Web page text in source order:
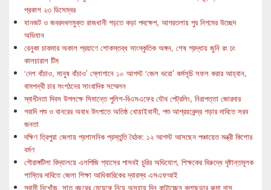
প্রকাশ ২৩ ডিসেম্বর
যানজট ও জবরদখলমুক্ত রাজধানী গড়তে কড়া পদক্ষেপ, আগরতলায় পুর নিগমের উচ্ছেদ
অভিযান
রেনুকা চাকমার অকাল প্রয়াণে শোকস্তব্ধ সাংস্কৃতিক অঙ্গন, শেষ শ্রদ্ধায় জুনি রং ঢং
কালচারাল টিম
‘দেশ বাঁচাও, মানুষ বাঁচাও’ স্লোগানে ১০ আগস্ট ‘জেল ভরো’ কর্মসূচি সফল করার আহ্বান,
বামপন্থী চার সংগঠনের সাংবাদিক সম্মেলন
স্বাধীনতা দিবস উপলক্ষে সিমান্তে পুলিশ-বিএসএফের যৌথ পেট্রলিং, নিরাপত্তা জোরদার
গবাদি পশু ও বানরের অবাধ উৎপাতে অতিষ্ঠ খোয়াইবাসী, পশু আশ্রয়কেন্দ্র গড়ার দাবিতে সরব
জনতা
দক্ষিণ ত্রিপুরা জেলায় প্রশাসনিক প্রস্তুতি বৈঠক: ১২ আগস্ট আসছেন পঞ্চায়েত মন্ত্রী কিশোর
বর্মণ
গৌরাঙ্গটিলা বিদ্যালয়ে এলপিজি গ্যাসের পাসবই চুরির অভিযোগ, শিক্ষকের বিরুদ্ধে দৃষ্টান্তমূলক
শাস্তির দাবিতে জেলা শিক্ষা আধিকারিকের দ্বারস্থ এসএফআই
স্বামী নিখোঁজ, সাত বছরের মেয়েকে নিয়ে অসহায় দিন কাটাচ্ছেন কলাছড়ার রুমা দাস,